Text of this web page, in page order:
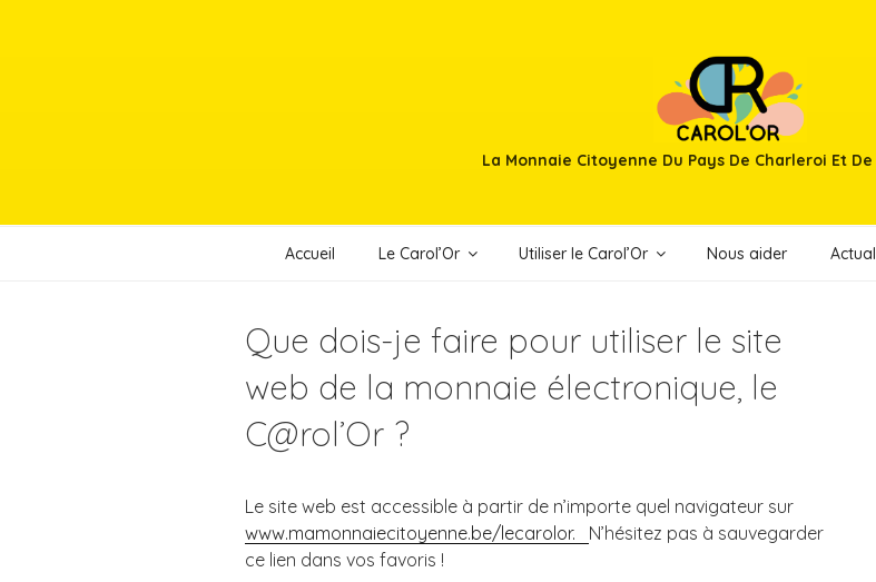
La Monnaie Citoyenne Du Pays De Charleroi Et
Accueil Le Carol’Or Utiliser le Carol’Or Nous aider
Que dois-je faire pour utiliser le site
web de la monnaie électronique, le
C@rol’Or ?
Le site web est accessible à partir de n’importe quel navigateur sur
www.mamonnaiecitoyenne.be/lecarolor. N’hésitez pas à sauvegarder
ce lien dans vos favoris !